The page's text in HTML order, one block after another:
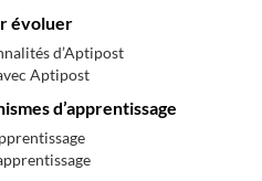
évoluer
d’Aptipost
Aptipost
d’apprentissage